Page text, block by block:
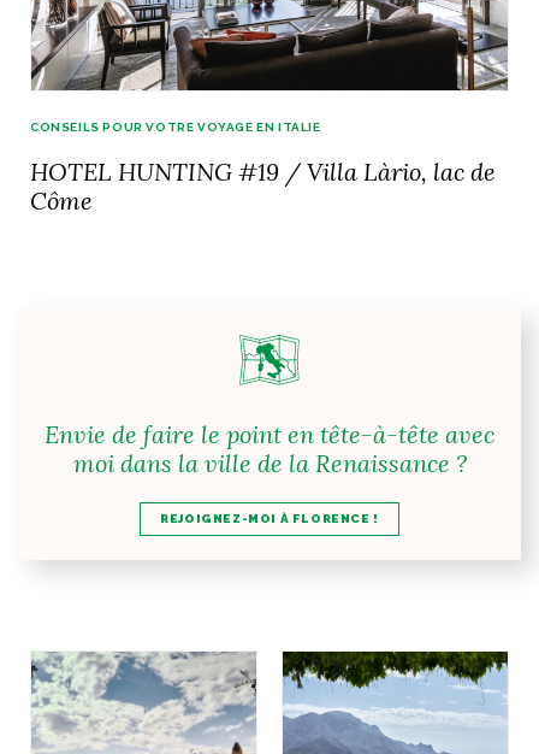
CONSEILS POUR VOTRE VOYAGE EN ITALIE
HOTEL HUNTING #19 / Villa Làrio, lac de
Côme
Envie de faire le point en tête-à-tête avec
moi dans la ville de la Renaissance ?
REJOIGNEZ-MOI À FLORENCE !